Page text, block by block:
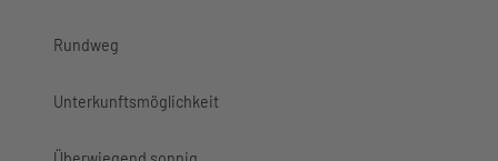
Rundweg
Unterkunftsmöglichkeit